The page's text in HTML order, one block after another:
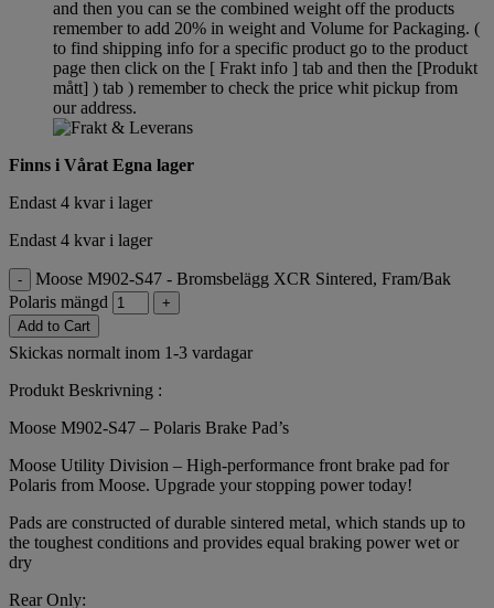
and then you can se the combined weight off the products
remember to add 20% in weight and Volume for Packaging. (
to find shipping info for a specific product go to the product
page then click on the [ Frakt info ] tab and then the [Produkt
mått] ) tab ) rememberto check the price whit pickup from
our address.
Finns i Vårat Egna lager
Endast 4 kvar i lager
Endast 4 kvar i lager
-
Moose M902-S47 - Bromsbelägg XCR Sintered, Fram/Bak
Polaris mängd
+
Add to Cart
Skickas normalt inom 1-3 vardagar
Produkt Beskrivning :
Moose M902-S47 – Polaris Brake Pad’s
Moose Utility Division – High-performance front brake pad for
Polaris from Moose. Upgrade your stopping power today!
Pads are constructed of durable sintered metal, which stands up to
the toughest conditions and provides equal braking power wet or
dry
Rear Only: